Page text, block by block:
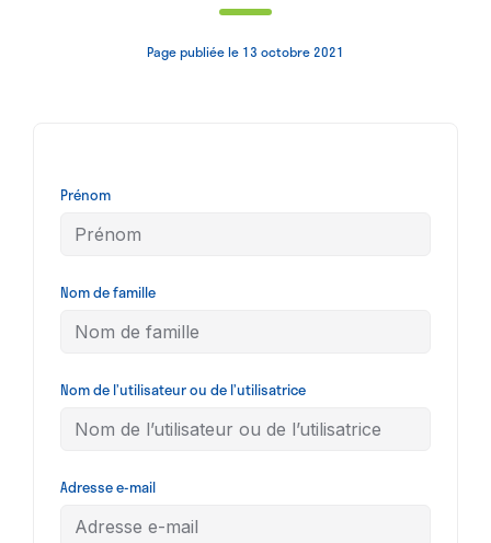
Page publiée le 13 octobre 2021
Prénom
Nom de famille
Nom de l’utilisateur ou de l’utilisatrice
Adresse e-mail